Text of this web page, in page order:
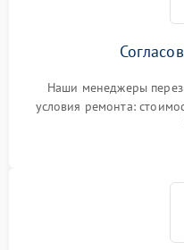
Наши менеджеры
условия ремонта: